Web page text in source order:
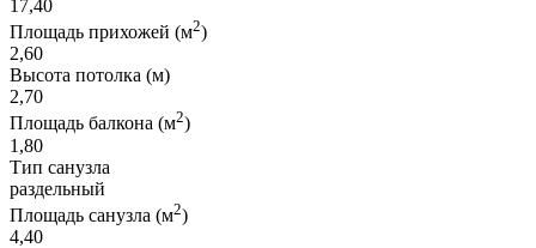
17,40
Площадь прихожей (м2)
2,60
Высота потолка (м)
2,70
Площадь балкона (м2)
1,80
Тип санузла
раздельный
Площадь санузла (м2)
4,40